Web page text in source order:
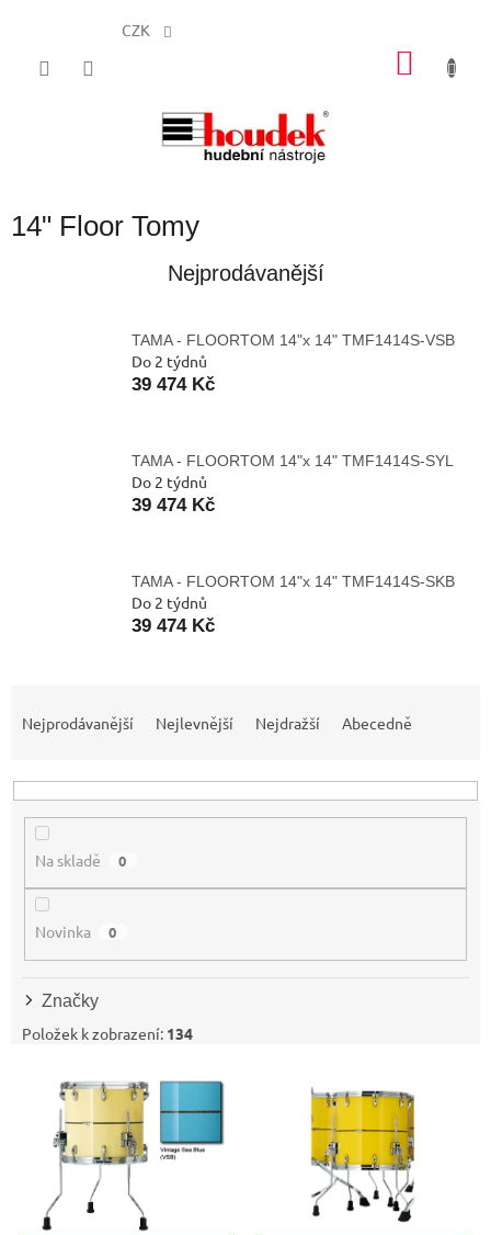
CZK
14" Floor Tomy
Nejprodávanější
TAMA - FLOORTOM 14"x 14" TMF1414S-VSB
Do 2 týdnů
39 474 Kč
TAMA - FLOORTOM 14"x 14" TMF1414S-SYL
Do 2 týdnů
39 474 Kč
TAMA - FLOORTOM 14"x 14" TMF1414S-SKB
Do 2 týdnů
39 474 Kč
Nejprodávanější Nejlevnější Nejdražší Abecedně
Na skladě 0
Novinka 0
Značky
Položek k zobrazení: 134